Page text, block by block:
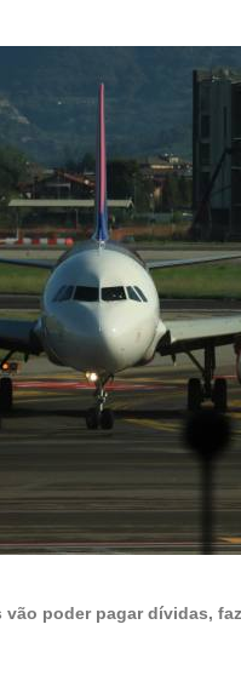
poder pagar dívidas,